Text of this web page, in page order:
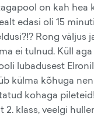
on kah hea
edasi oli 15
Rong väljus
ei tulnud. Küll
lubadusest
külma kõhuga
kohaga
2. klass, veelgi